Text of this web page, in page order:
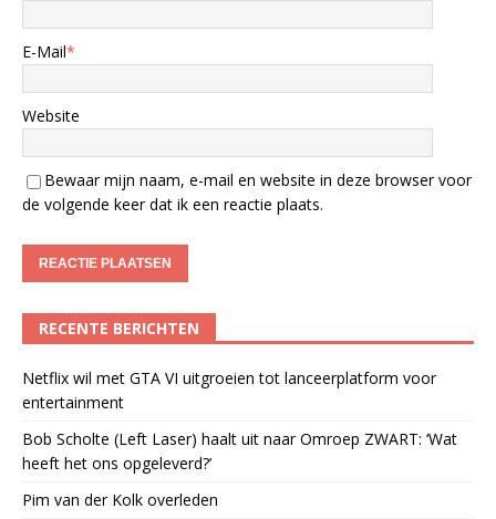
E-Mail*
Website
Bewaar mijn naam, e-mail en website in deze browser voor
de volgende keer dat ik een reactie plaats.
RECENTE BERICHTEN
Netflix wil met GTA VI uitgroeien tot lanceerplatform voor
entertainment
Bob Scholte (Left Laser) haalt uit naar Omroep ZWART: ‘Wat
heeft het ons opgeleverd?’
Pim van der Kolk overleden